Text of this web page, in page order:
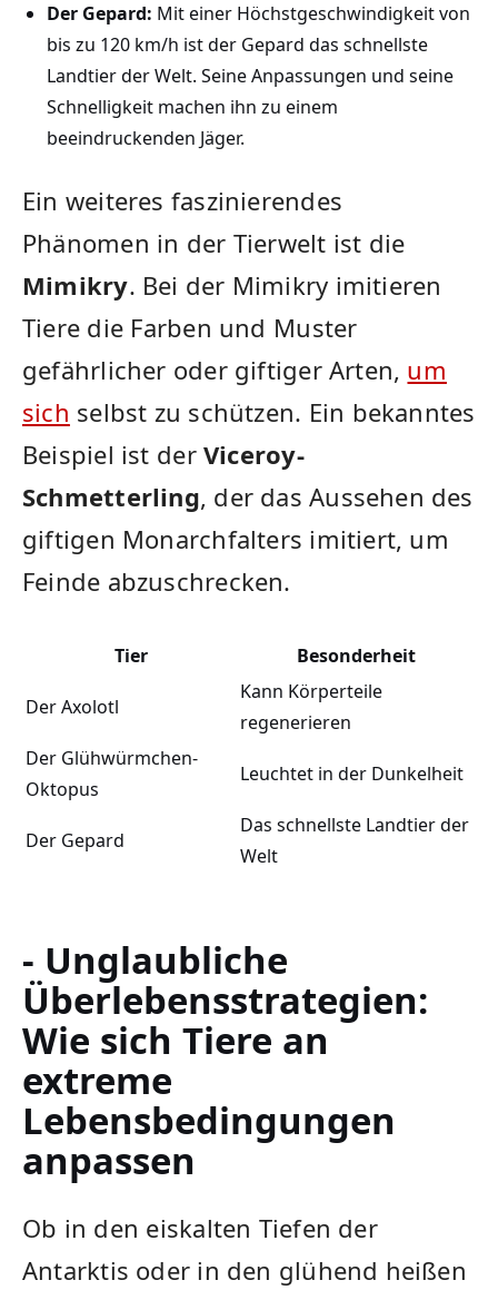
Der Gepard: Mit ​einer Höchstgeschwindigkeit von
bis zu 120 km/h ist der Gepard das schnellste
⁣Landtier der Welt. Seine Anpassungen⁣ und seine
Schnelligkeit​ machen ihn zu einem
beeindruckenden Jäger.
Ein weiteres faszinierendes
Phänomen⁢ in der Tierwelt ist die
Mimikry.​ Bei der Mimikry imitieren
Tiere die⁤ Farben und⁣ Muster
gefährlicher oder giftiger Arten, um
sich selbst zu schützen. Ein⁤ bekanntes⁣
Beispiel ist ⁣der Viceroy-
Schmetterling, der das Aussehen des
giftigen‍ Monarchfalters imitiert, um
Feinde abzuschrecken.
Tier Besonderheit
Der Axolotl
Kann Körperteile
regenerieren
Der Glühwürmchen-
Oktopus
Leuchtet in der⁢ Dunkelheit
Der Gepard
Das schnellste Landtier der
Welt
- Unglaubliche‌
Überlebensstrategien:
Wie sich Tiere an
extreme
Lebensbedingungen
anpassen
Ob in den ⁤eiskalten Tiefen der
Antarktis ​oder in den glühend heißen